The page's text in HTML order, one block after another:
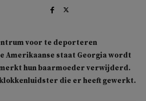
voor te deporteren
Amerikaanse staat Georgia wordt
hun baarmoeder verwijderd.
die er heeft gewerkt.